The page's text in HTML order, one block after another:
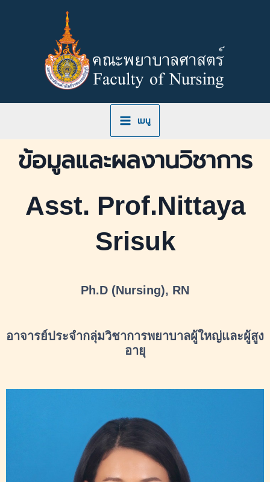
เมนู
ข้อมูลและผลงานวิชาการ
Asst. Prof.Nittaya
Srisuk
Ph.D (Nursing), RN
อาจารย์ประจำกลุ่มวิชาการพยาบาลผู้ใหญ่และผู้สูง
อายุ